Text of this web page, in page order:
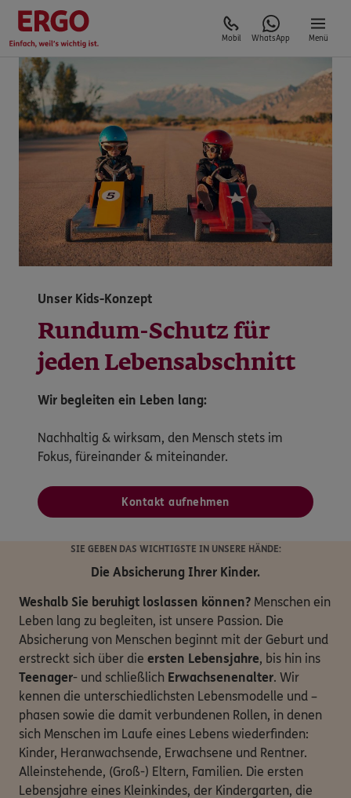
Mobil WhatsApp Menü
Unser Kids-Konzept
Rundum-Schutz für
jeden Lebensabschnitt
Wir begleiten ein Leben lang:
Nachhaltig & wirksam, den Mensch stets im
Fokus, füreinander & miteinander.
Kontakt aufnehmen
SIE GEBEN DAS WICHTIGSTE IN UNSERE HÄNDE:
Die Absicherung Ihrer Kinder.
Weshalb Sie beruhigt loslassen können? Menschen ein
Leben lang zu begleiten, ist unsere Passion. Die
Absicherung von Menschen beginnt mit der Geburt und
erstreckt sich über die ersten Lebensjahre, bis hin ins
Teenager- und schließlich Erwachsenenalter. Wir
kennen die unterschiedlichsten Lebensmodelle und –
phasen sowie die damit verbundenen Rollen, in denen
sich Menschen im Laufe eines Lebens wiederfinden:
Kinder, Heranwachsende, Erwachsene und Rentner.
Alleinstehende, (Groß-) Eltern, Familien. Die ersten
Lebensjahre eines Kleinkindes, der Kindergarten, die